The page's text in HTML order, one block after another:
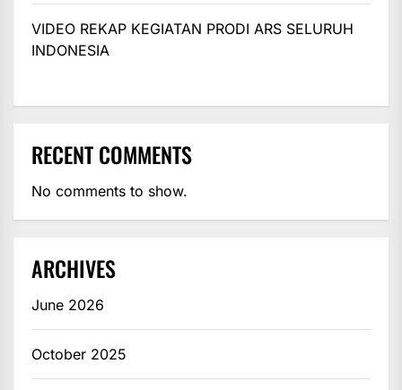
VIDEO REKAP KEGIATAN PRODI ARS SELURUH
INDONESIA
RECENT COMMENTS
No comments to show.
ARCHIVES
June 2026
October 2025